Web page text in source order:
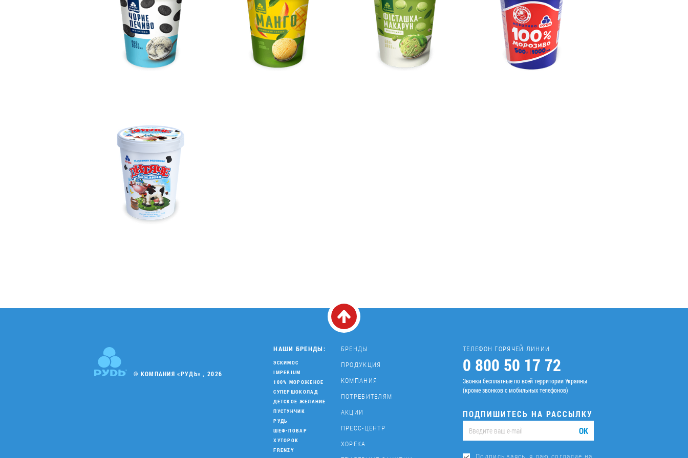
© КОМПАНИЯ «РУДЬ» , 2026
НАШИ БРЕНДЫ:
ЭСКИМОС
IMPERIUM
100% МОРОЖЕНОЕ
СУПЕРШОКОЛАД
ДЕТСКОЕ ЖЕЛАНИЕ
ПУСТУНЧИК
РУДЬ
ШЕФ-ПОВАР
ХУТОРОК
FRENZY
БРЕНДЫ
ПРОДУКЦИЯ
КОМПАНИЯ
ПОТРЕБИТЕЛЯМ
АКЦИИ
ПРЕСС-ЦЕНТР
ХОРЕКА
ТЕЛЕФОН ГОРЯЧЕЙ ЛИНИИ
0 800 50 17 72
Звонки бесплатные по всей территории Украины
(кроме звонков с мобильных телефонов)
ПОДПИШИТЕСЬ НА РАССЫЛКУ
ОК